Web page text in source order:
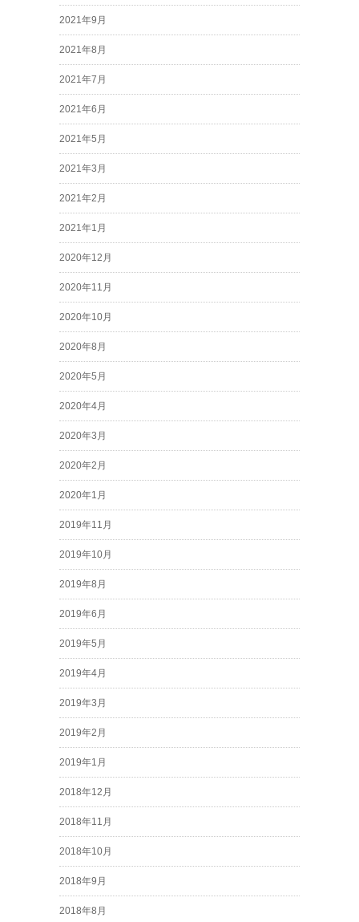
2021年9月
2021年8月
2021年7月
2021年6月
2021年5月
2021年3月
2021年2月
2021年1月
2020年12月
2020年11月
2020年10月
2020年8月
2020年5月
2020年4月
2020年3月
2020年2月
2020年1月
2019年11月
2019年10月
2019年8月
2019年6月
2019年5月
2019年4月
2019年3月
2019年2月
2019年1月
2018年12月
2018年11月
2018年10月
2018年9月
2018年8月